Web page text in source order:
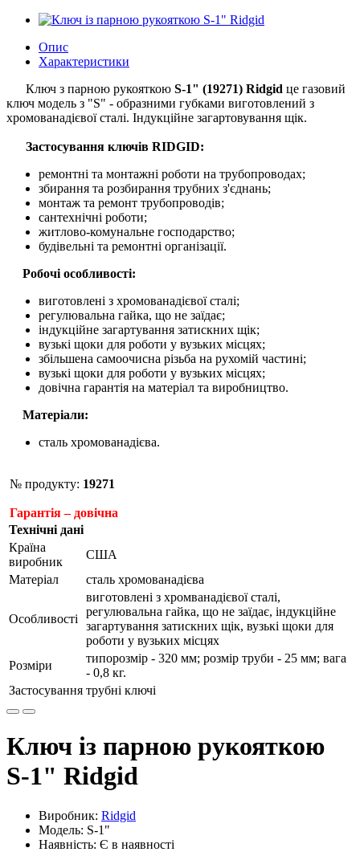
Опис
Характеристики
Ключ з парною рукояткою S-1" (19271) Ridgid це газовий
ключ модель з "S" - образними губками виготовлений з
хромованадієвої сталі. Індукційне загартовування щік.
Застосування ключів RIDGID:
ремонтні та монтажні роботи на трубопроводах;
збирання та розбирання трубних з'єднань;
монтаж та ремонт трубопроводів;
сантехнічні роботи;
житлово-комунальне господарство;
будівельні та ремонтні організації.
Робочі особливості:
виготовлені з хромованадієвої сталі;
регулювальна гайка, що не заїдає;
індукційне загартування затискних щік;
вузькі щоки для роботи у вузьких місцях;
збільшена самоочисна різьба на рухомій частині;
вузькі щоки для роботи у вузьких місцях;
довічна гарантія на матеріал та виробництво.
Матеріали:
сталь хромованадієва.
№ продукту: 19271
Гарантія – довічна
Технічні дані
Країна
виробник
США
Матеріал
сталь хромованадієва
Особливості
виготовлені з хромванадієвої сталі,
регулювальна гайка, що не заїдає, індукційне
загартування затискних щік, вузькі щоки для
роботи у вузьких місцях
Розміри
типорозмір - 320 мм; розмір труби - 25 мм; вага
- 0,8 кг.
Застосування трубні ключі
Ключ із парною рукояткою
S-1" Ridgid
Виробник: Ridgid
Модель: S-1"
Наявність: Є в наявності